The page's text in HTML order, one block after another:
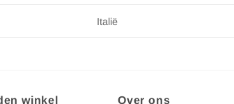
Italië
winkel Over ons